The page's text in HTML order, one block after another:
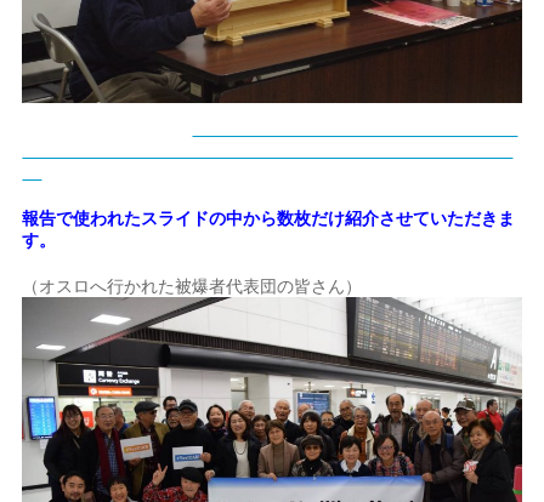
報告で使われたスライドの中から数枚だけ紹介させていただきま
す。
（オスロへ行かれた被爆者代表団の皆さん）